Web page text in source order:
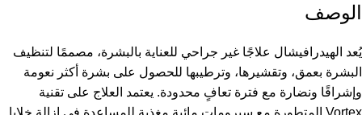
الوصف
يُعد الهيدرافيشال علاجًا غير جراحي للعناية بالبشرة، مصممًا لتنظيف
البشرة بعمق، وتقشيرها، وترطيبها للحصول على بشرة أكثر نعومة
وإشراقًا ونضارة مع فترة تعافٍ محدودة. يعتمد العلاج على تقنية
Vortex المتطورة مع سيرومات مائية مغذية للمساعدة في إزالة خلايا